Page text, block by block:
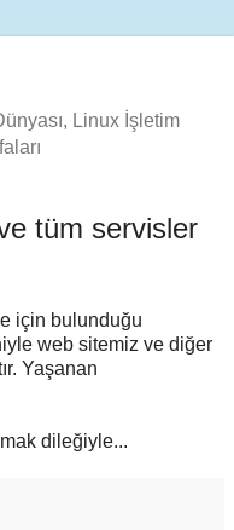
Linux İşletim
tüm servisler
için bulunduğu
web sitemiz ve diğer
Yaşanan
dileğiyle...